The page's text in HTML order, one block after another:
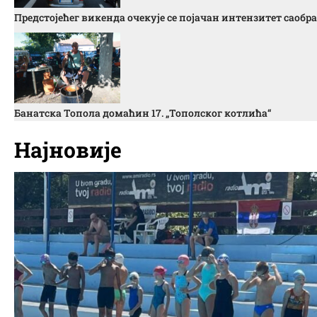
Предстојећег викенда очекује се појачан интензитет
Банатска Топола домаћин 17. „Тополског котлића“
Најновије